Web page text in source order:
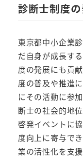
診断士制度
東京都中小企業
だ自身が成長す
度の発展にも貢
度の普及や推進
にその活動に参
断士の社会的地
啓発イベントに
度向上に寄与で
業の活性化を支